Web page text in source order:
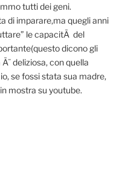
tutti dei geni.
di imparare,ma quegli anni
le capacitÃ del
dicono gli
deliziosa, con quella
se fossi stata sua madre,
mostra su youtube.